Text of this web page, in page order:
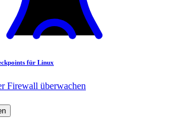
für Linux
Firewall überwachen